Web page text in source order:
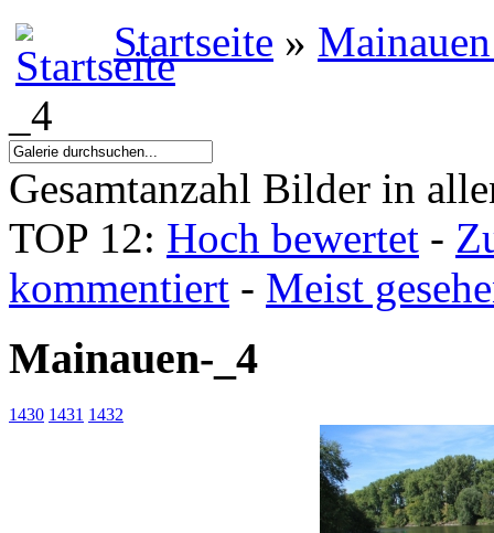
Startseite »
_4
Gesamtanzahl Bilder in
TOP 12: Hoch bewertet -
kommentiert - Meist
Mainauen-_4
1430 1431 1432